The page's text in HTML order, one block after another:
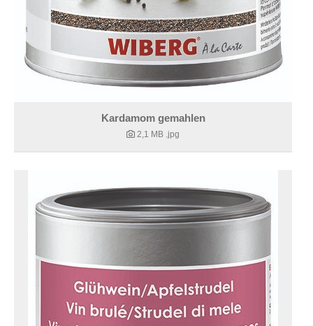
Kardamom gemahlen
2,1 MB .jpg